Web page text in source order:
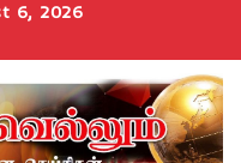
6, 2026
ஆன்மிகம்
சட்டம்
அறிவோம்
சினிமாUncategorized